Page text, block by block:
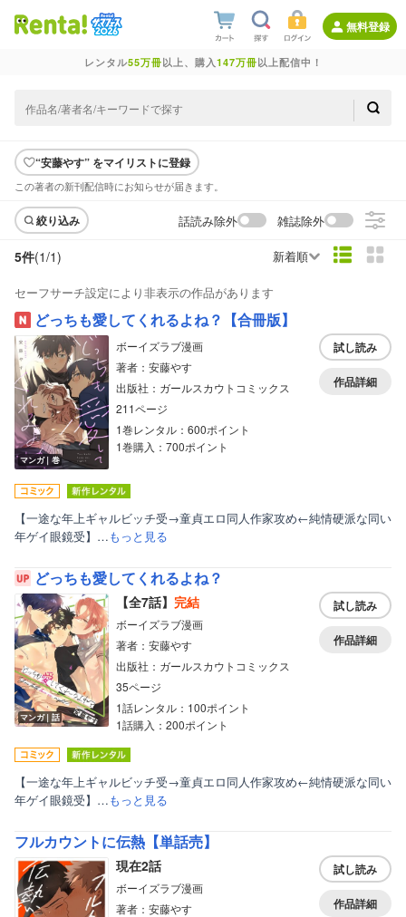
無料登録
レンタル55万冊以上、購入147万冊以上配信中！
“安藤やす” をマイリストに登録
この著者の新刊配信時にお知らせが届きます。
絞り込み 話読み除外 雑誌除外
5件(1/1) 新着順
セーフサーチ設定により非表示の作品があります
どっちも愛してくれるよね？【合冊版】
マンガ｜巻
ボーイズラブ漫画
著者：安藤やす
出版社：ガールスカウトコミックス
211ページ
1巻レンタル：600ポイント
1巻購入：700ポイント
試し読み
作品詳細
【一途な年上ギャルビッチ受→童貞エロ同人作家攻め←純情硬派な同い
年ゲイ眼鏡受】…もっと見る
どっちも愛してくれるよね？
マンガ｜話
【全7話】 完結
ボーイズラブ漫画
著者：安藤やす
出版社：ガールスカウトコミックス
35ページ
1話レンタル：100ポイント
1話購入：200ポイント
試し読み
作品詳細
【一途な年上ギャルビッチ受→童貞エロ同人作家攻め←純情硬派な同い
年ゲイ眼鏡受】…もっと見る
フルカウントに伝熱【単話売】
現在2話
ボーイズラブ漫画
著者：安藤やす
試し読み
作品詳細